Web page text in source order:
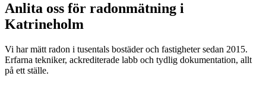
Anlita oss för radonmätning i
Katrineholm
Vi har mätt radon i tusentals bostäder och fastigheter sedan 2015.
Erfarna tekniker, ackrediterade labb och tydlig dokumentation, allt
på ett ställe.